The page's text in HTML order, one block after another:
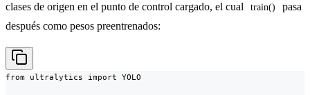
clases de origen en el punto de control cargado, el cual
train()
pasa
después como pesos preentrenados:
from ultralytics import YOLO